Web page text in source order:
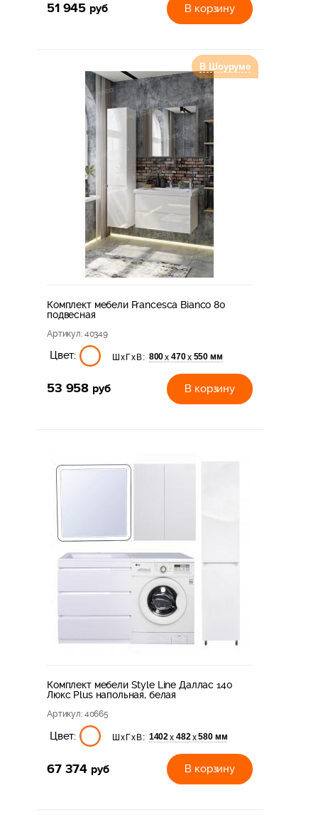
51 945 руб В корзину
В Шоуруме
Комплект мебели Francesca Bianco 80
подвесная
Артикул: 40349
Цвет: ШхГхВ: 800х 470х 550 мм
53 958 руб В корзину
Комплект мебели Style Line Даллас 140
Люкс Plus напольная, белая
Артикул: 40665
Цвет: ШхГхВ: 1402х 482х 580 мм
67 374 руб В корзину